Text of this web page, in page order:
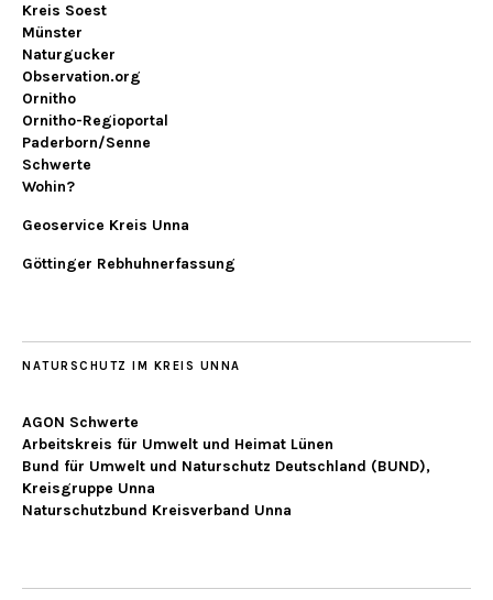
Kreis Soest
Münster
Naturgucker
Observation.org
Ornitho
Ornitho-Regioportal
Paderborn/Senne
Schwerte
Wohin?
Geoservice Kreis Unna
Göttinger Rebhuhnerfassung
NATURSCHUTZ IM KREIS UNNA
AGON Schwerte
Arbeitskreis für Umwelt und Heimat Lünen
Bund für Umwelt und Naturschutz Deutschland (BUND),
Kreisgruppe Unna
Naturschutzbund Kreisverband Unna